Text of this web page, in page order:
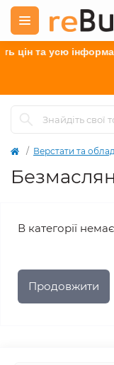
цін та усю
Верстати та
В категорії
Продовжити